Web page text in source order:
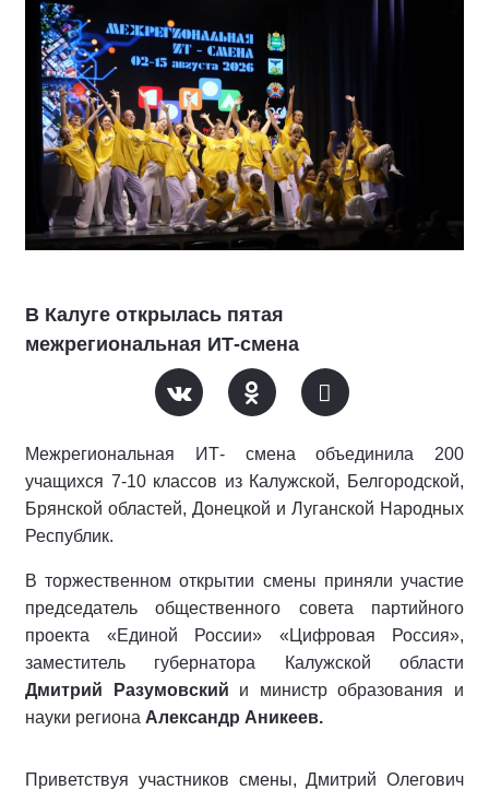
В Калуге открылась пятая
межрегиональная ИТ-смена
Межрегиональная ИТ- смена объединила 200
учащихся 7-10 классов из Калужской, Белгородской,
Брянской областей, Донецкой и Луганской Народных
Республик.
В торжественном открытии смены приняли участие
председатель общественного совета партийного
проекта «Единой России» «Цифровая Россия»,
заместитель губернатора Калужской области
Дмитрий Разумовский и министр образования и
науки региона Александр Аникеев.
Приветствуя участников смены, Дмитрий Олегович